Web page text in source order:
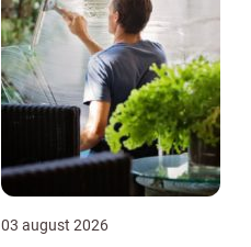
03 august 2026